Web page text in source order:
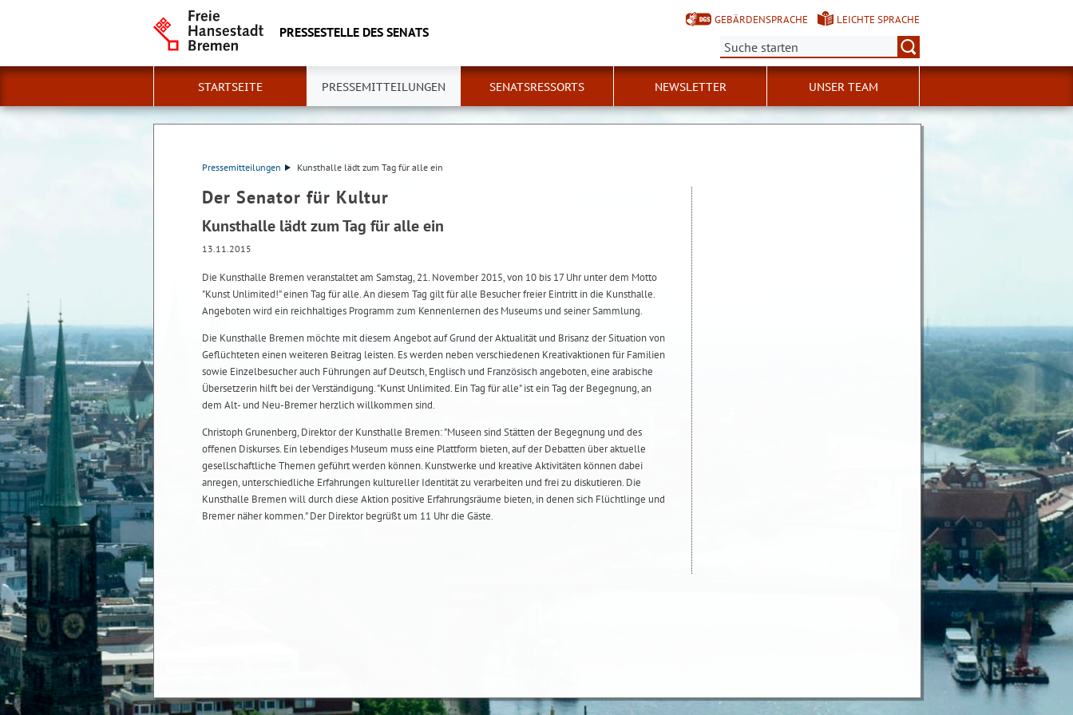
PRESSESTELLE DES SENATS
GEBÄRDENSPRACHE
LEICHTE SPRACHE
Suche:
STARTSEITE PRESSEMITTEILUNGEN SENATSRESSORTS NEWSLETTER UNSER TEAM
Pressemitteilungen Kunsthalle lädt zum Tag für alle ein
Der Senator für Kultur
Kunsthalle lädt zum Tag für alle ein
13.11.2015
Die Kunsthalle Bremen veranstaltet am Samstag, 21. November 2015, von 10 bis 17 Uhr unter dem Motto
"Kunst Unlimited!" einen Tag für alle. An diesem Tag gilt für alle Besucher freier Eintritt in die Kunsthalle.
Angeboten wird ein reichhaltiges Programm zum Kennenlernen des Museums und seiner Sammlung.
Die Kunsthalle Bremen möchte mit diesem Angebot auf Grund der Aktualität und Brisanz der Situation von
Geflüchteten einen weiteren Beitrag leisten. Es werden neben verschiedenen Kreativaktionen für Familien
sowie Einzelbesucher auch Führungen auf Deutsch, Englisch und Französisch angeboten, eine arabische
Übersetzerin hilft bei der Verständigung. "Kunst Unlimited. Ein Tag für alle" ist ein Tag der Begegnung, an
dem Alt- und Neu-Bremer herzlich willkommen sind.
Christoph Grunenberg, Direktor der Kunsthalle Bremen: "Museen sind Stätten der Begegnung und des
offenen Diskurses. Ein lebendiges Museum muss eine Plattform bieten, auf der Debatten über aktuelle
gesellschaftliche Themen geführt werden können. Kunstwerke und kreative Aktivitäten können dabei
anregen, unterschiedliche Erfahrungen kultureller Identität zu verarbeiten und frei zu diskutieren. Die
Kunsthalle Bremen will durch diese Aktion positive Erfahrungsräume bieten, in denen sich Flüchtlinge und
Bremer näher kommen." Der Direktor begrüßt um 11 Uhr die Gäste.